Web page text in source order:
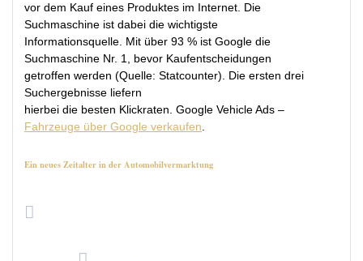
vor dem Kauf eines Produktes im Internet. Die
Suchmaschine ist dabei die wichtigste
Informationsquelle. Mit über 93 % ist Google die
Suchmaschine Nr. 1, bevor Kaufentscheidungen
getroffen werden (Quelle: Statcounter). Die ersten drei
Suchergebnisse liefern
hierbei die besten Klickraten. Google Vehicle Ads –
Fahrzeuge über Google verkaufen
Ein neues Zeitalter in der Automobilvermarktung